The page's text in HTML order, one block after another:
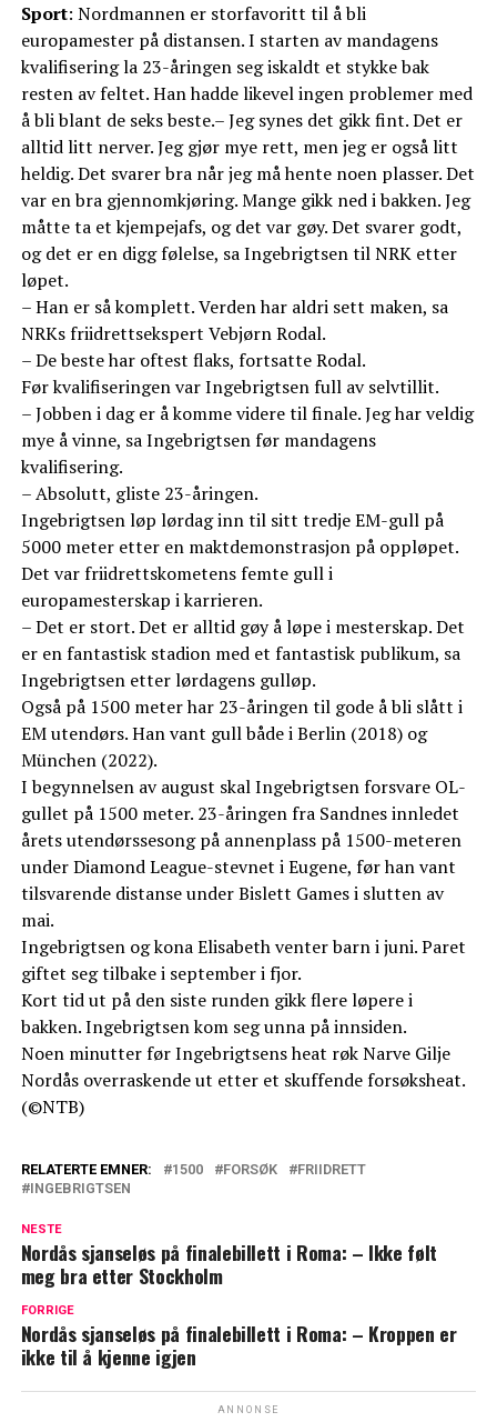
Sport: Nordmannen er storfavoritt til å bli
europamester på distansen. I starten av mandagens
kvalifisering la 23-åringen seg iskaldt et stykke bak
resten av feltet. Han hadde likevel ingen problemer med
å bli blant de seks beste.– Jeg synes det gikk fint. Det er
alltid litt nerver. Jeg gjør mye rett, men jeg er også litt
heldig. Det svarer bra når jeg må hente noen plasser. Det
var en bra gjennomkjøring. Mange gikk ned i bakken. Jeg
måtte ta et kjempejafs, og det var gøy. Det svarer godt,
og det er en digg følelse, sa Ingebrigtsen til NRK etter
løpet.
– Han er så komplett. Verden har aldri sett maken, sa
NRKs friidrettsekspert Vebjørn Rodal.
– De beste har oftest flaks, fortsatte Rodal.
Før kvalifiseringen var Ingebrigtsen full av selvtillit.
– Jobben i dag er å komme videre til finale. Jeg har veldig
mye å vinne, sa Ingebrigtsen før mandagens
kvalifisering.
– Absolutt, gliste 23-åringen.
Ingebrigtsen løp lørdag inn til sitt tredje EM-gull på
5000 meter etter en maktdemonstrasjon på oppløpet.
Det var friidrettskometens femte gull i
europamesterskap i karrieren.
– Det er stort. Det er alltid gøy å løpe i mesterskap. Det
er en fantastisk stadion med et fantastisk publikum, sa
Ingebrigtsen etter lørdagens gulløp.
Også på 1500 meter har 23-åringen til gode å bli slått i
EM utendørs. Han vant gull både i Berlin (2018) og
München (2022).
I begynnelsen av august skal Ingebrigtsen forsvare OL-
gullet på 1500 meter. 23-åringen fra Sandnes innledet
årets utendørssesong på annenplass på 1500-meteren
under Diamond League-stevnet i Eugene, før han vant
tilsvarende distanse under Bislett Games i slutten av
mai.
Ingebrigtsen og kona Elisabeth venter barn i juni. Paret
giftet seg tilbake i september i fjor.
Kort tid ut på den siste runden gikk flere løpere i
bakken. Ingebrigtsen kom seg unna på innsiden.
Noen minutter før Ingebrigtsens heat røk Narve Gilje
Nordås overraskende ut etter et skuffende forsøksheat.
(©NTB)
RELATERTE EMNER: 1500 FORSØK
FRIIDRETT
INGEBRIGTSEN
NESTE
Nordås sjanseløs på finalebillett i Roma: – Ikke følt
meg bra etter Stockholm
FORRIGE
Nordås sjanseløs på finalebillett i Roma: – Kroppen er
ikke til å kjenne igjen
ANNONSE